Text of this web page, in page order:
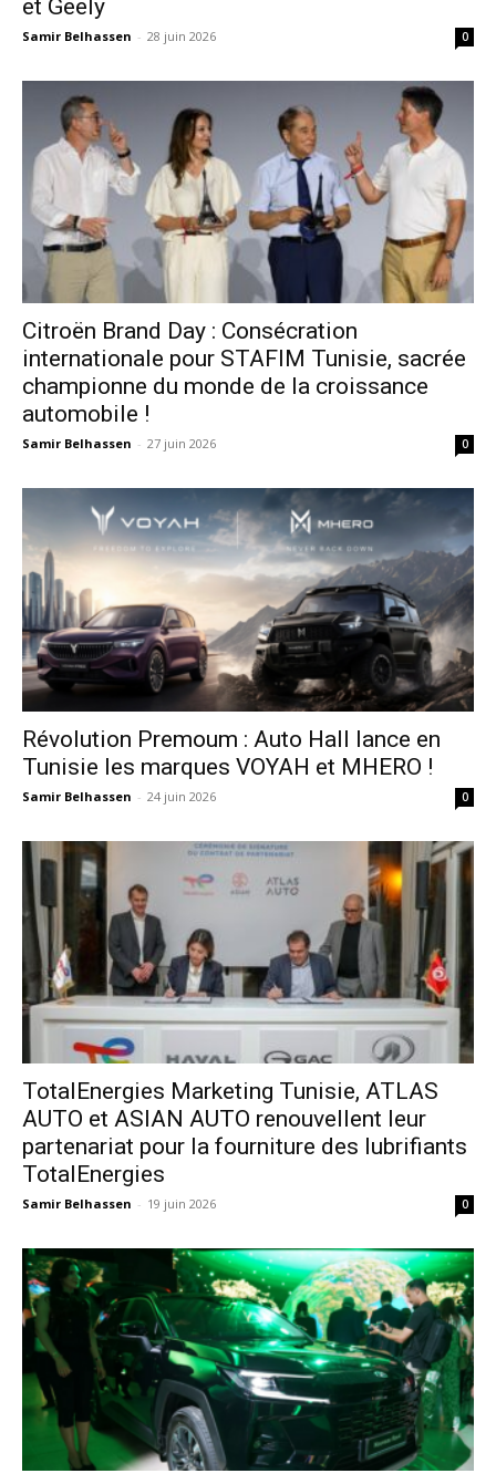
et Geely
Samir Belhassen - 28 juin 2026 0
Citroën Brand Day : Consécration
internationale pour STAFIM Tunisie, sacrée
championne du monde de la croissance
automobile !
Samir Belhassen - 27 juin 2026 0
Révolution Premoum : Auto Hall lance en
Tunisie les marques VOYAH et MHERO !
Samir Belhassen - 24 juin 2026 0
TotalEnergies Marketing Tunisie, ATLAS
AUTO et ASIAN AUTO renouvellent leur
partenariat pour la fourniture des lubrifiants
TotalEnergies
Samir Belhassen - 19 juin 2026 0